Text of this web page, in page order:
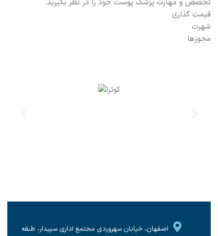
تخصص و مهارت پزشک پوست خود را در نظر بگیرید.
قیمت گذاری
شهرت
مجوزها
اصفهان، خیابان سهروردی مجتمع اداری سپیدار، طبقه